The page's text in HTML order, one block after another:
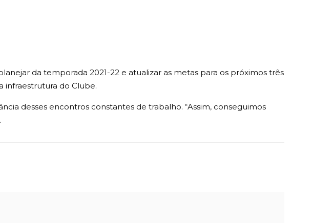
da temporada 2021-22 e atualizar as metas para os próximos três
infraestrutura do Clube.
desses encontros constantes de trabalho. “Assim, conseguimos